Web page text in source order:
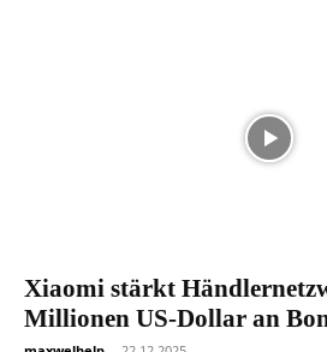
Xiaomi stärkt
Millionen US-Dollar an